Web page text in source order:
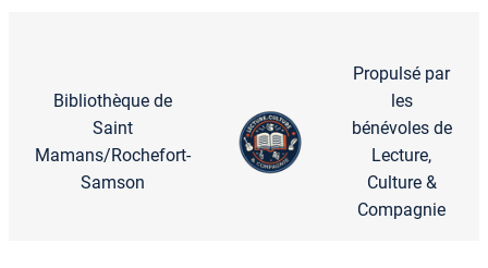
Bibliothèque de
Saint
Mamans/Rochefort-
Samson
Propulsé par
les
bénévoles de
Lecture,
Culture &
Compagnie